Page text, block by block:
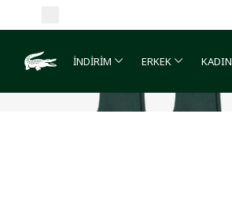
İNDİRİM ERKEK KADIN